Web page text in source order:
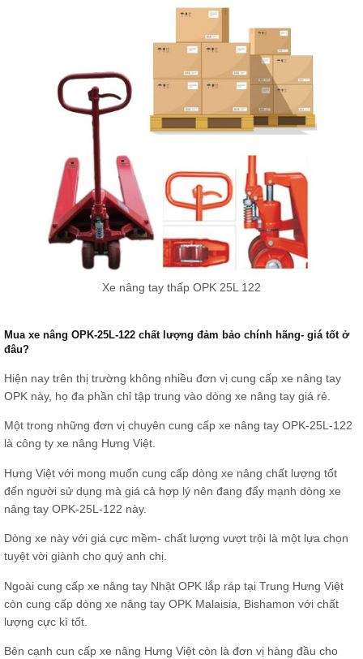
Xe nâng tay thấp OPK 25L 122
Mua xe nâng OPK-25L-122 chất lượng đảm bảo chính hãng- giá tốt ở
đâu?
Hiện nay trên thị trường không nhiều đơn vị cung cấp xe nâng tay
OPK này, họ đa phần chỉ tập trung vào dòng xe nâng tay giá rẻ.
Một trong những đơn vị chuyên cung cấp xe nâng tay OPK-25L-122
là công ty xe nâng Hưng Việt.
Hưng Việt với mong muốn cung cấp dòng xe nâng chất lượng tốt
đến người sử dụng mà giá cả hợp lý nên đang đẩy mạnh dòng xe
nâng tay OPK-25L-122 này.
Dòng xe này với giá cực mềm- chất lượng vượt trội là một lựa chọn
tuyệt vời giành cho quý anh chị.
Ngoài cung cấp xe nâng tay Nhật OPK lắp ráp tại Trung Hưng Việt
còn cung cấp dòng xe nâng tay OPK Malaisia, Bishamon với chất
lượng cực kì tốt.
Bên cạnh cun cấp xe nâng Hưng Việt còn là đơn vị hàng đầu cho